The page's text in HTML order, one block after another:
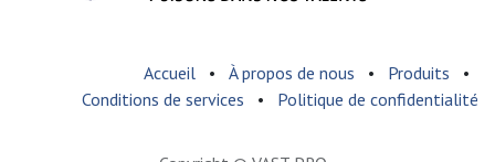
Accueil • À propos de nous • Produits
•
Conditions de services
• Politique de confidentialité